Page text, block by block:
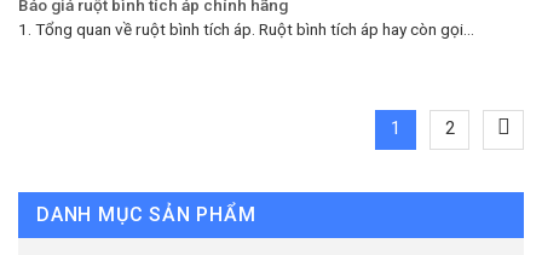
DANH MỤC SẢN PHẨM
Báo giá ruột bình tích áp chính hãng
1. Tổng quan về ruột bình tích áp. Ruột bình tích áp hay còn gọi...
1 2